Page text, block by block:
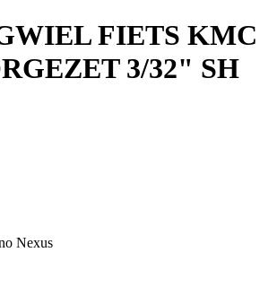
FIETS KMC
3/32" SH
Nexus